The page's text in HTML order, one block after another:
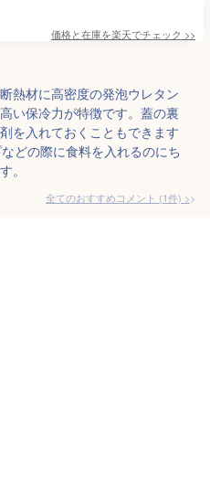
価格と在庫を楽天でチェック >>
熱材に高密度の発泡ウレタン
い保冷力が特徴です。蓋の裏
を入れておくこともできます
どの際に食料を入れるのにち
。
全てのおすすめコメント (1件) >